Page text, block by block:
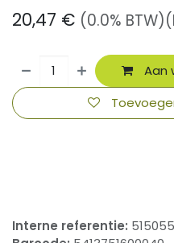
20,47 € (0.0% BTW)
Aan
Interne referentie: